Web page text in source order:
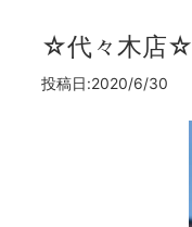
☆代々木店☆
投稿日:2020/6/30